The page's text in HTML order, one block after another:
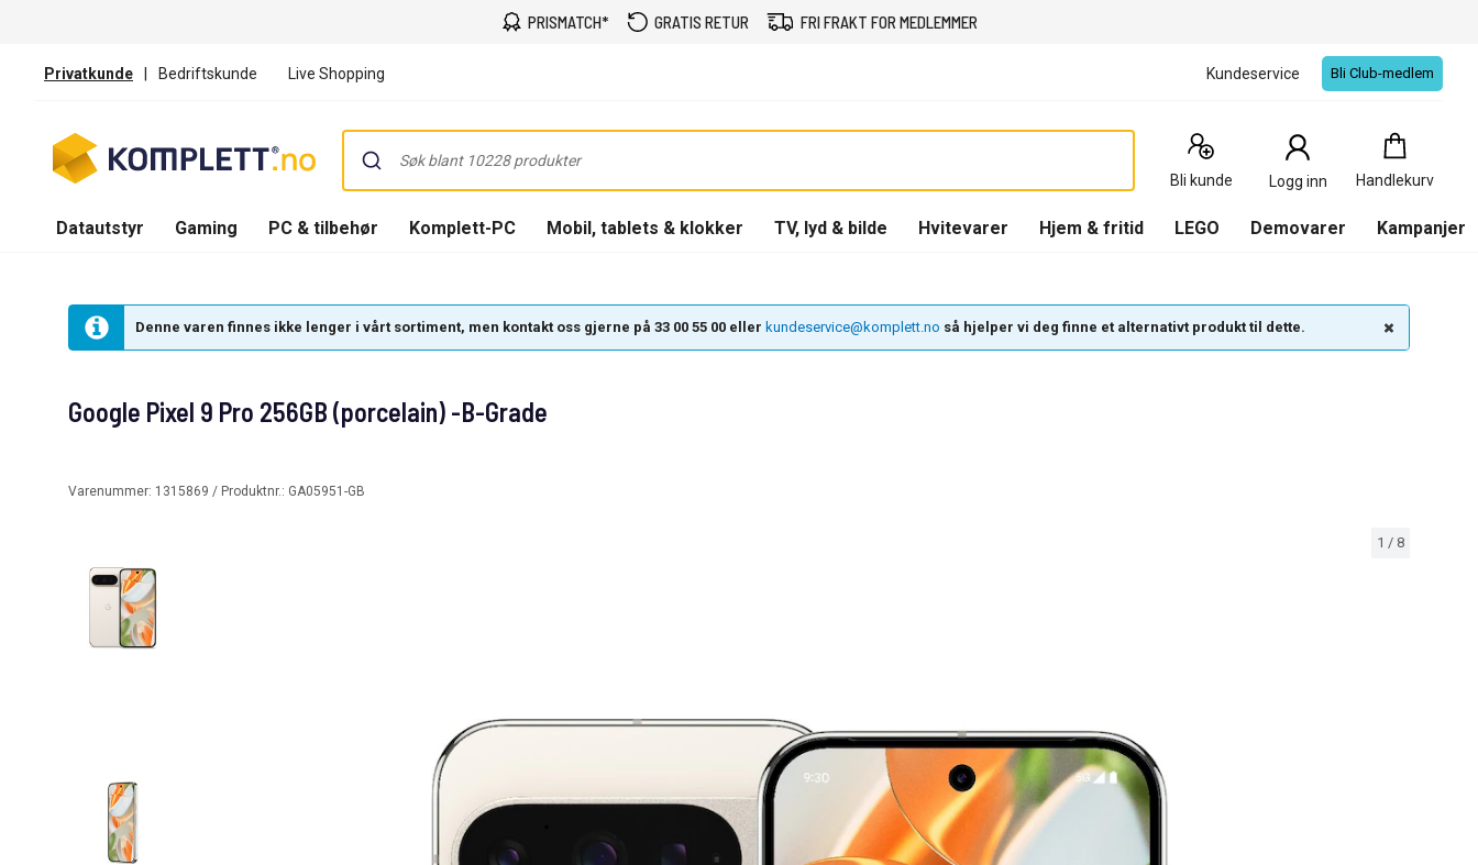
PRISMATCH* GRATIS RETUR FRI FRAKT FOR MEDLEMMER
Privatkunde | Bedriftskunde Live Shopping Kundeservice Bli Club-medlem
Bli kunde Logg inn Handlekurv
Handlekurv
0
Produkter
Datautstyr Gaming PC & tilbehør Komplett-PC Mobil, tablets & klokker TV, lyd & bilde Hvitevarer Hjem & fritid LEGO Demovarer Kampanjer
Denne varen finnes ikke lenger i vårt sortiment, men kontakt oss gjerne på 33 00 55 00 eller kundeservice@komplett.no så hjelper vi deg finne et alternativt produkt til dette.
1 / 8
Google Pixel 9 Pro 256GB (porcelain) -B-Grade
Varenummer: 1315869 / Produktnr.: GA05951-GB